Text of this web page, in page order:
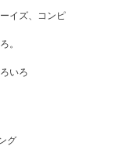
イズ、コンピ
。
いろ
グ